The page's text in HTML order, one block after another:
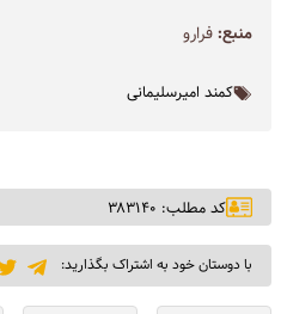
منبع:فرارو
کمند امیرسلیمانی
کد مطلب: ۳۸۳۱۴۰
با دوستان خود به اشتراک بگذارید: